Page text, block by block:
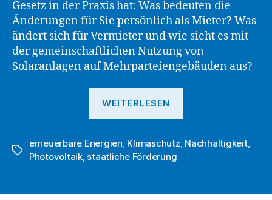
Gesetz in der Praxis hat: Was bedeuten die
Änderungen für Sie persönlich als Mieter? Was
ändert sich für Vermieter und wie sieht es mit
der gemeinschaftlichen Nutzung von
Solaranlagen auf Mehrparteiengebäuden aus?
WEITERLESEN
private
Schlagwörter
erneuerbare Energien, Klimaschutz, Nachhaltigkeit,
Photovoltaik, staatliche Förderung